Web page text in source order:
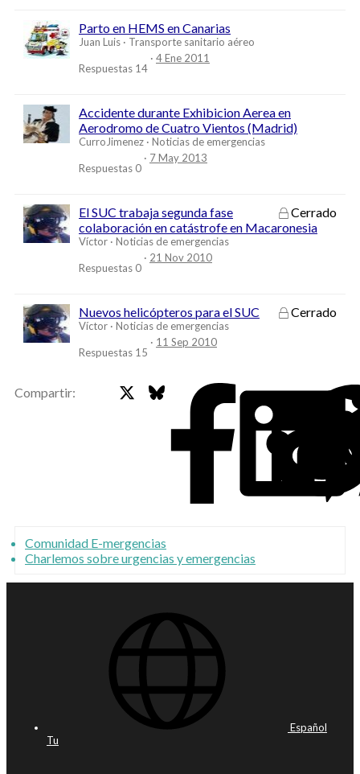
Parto en HEMS en Canarias
Juan Luis Transporte sanitario aéreo
Respuestas 14
4 Ene 2011
Accidente durante Exhibicion Aerea en
Aerodromo de Cuatro Vientos (Madrid)
CurroJimenez Noticias de emergencias
Respuestas 0
7 May 2013
Cerrado
El SUC trabaja segunda fase
colaboración en catástrofe en Macaronesia
Víctor Noticias de emergencias
Respuestas 0
21 Nov 2010
Cerrado
Nuevos helicópteros para el SUC
Víctor Noticias de emergencias
Respuestas 15
11 Sep 2010
Compartir: Bluesky
Comunidad E-mergencias
Charlemos sobre urgencias y emergencias
Español
Tu